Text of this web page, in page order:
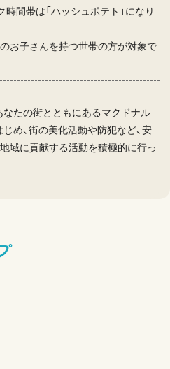
間帯は「ハッシュポテト」になり
お子さんを持つ世帯の方が対象で
なたの街とともにあるマクドナル
め、街の美化活動や防犯など、安
域に貢献する活動を積極的に行っ